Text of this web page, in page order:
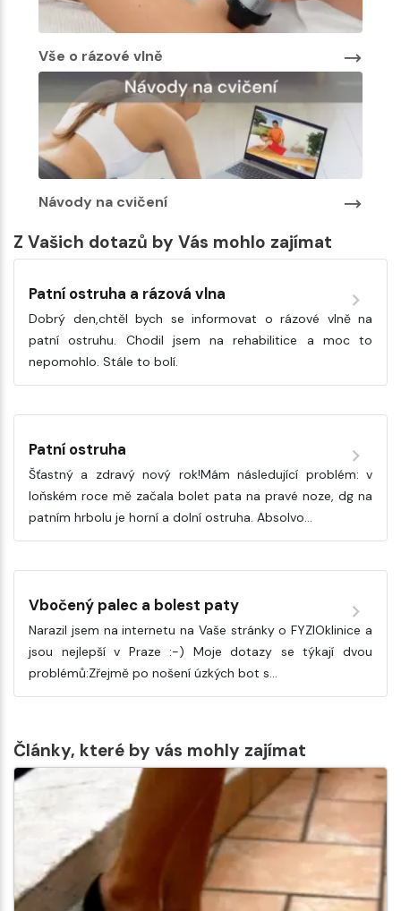
Vše o rázové vlně
Návody na cvičení
Z Vašich dotazů by Vás mohlo zajímat
Patní ostruha a rázová vlna
Dobrý den,chtěl bych se informovat o rázové vlně na
patní ostruhu. Chodil jsem na rehabilitice a moc to
nepomohlo. Stále to bolí.
Patní ostruha
Šťastný a zdravý nový rok!Mám následující problém: v
loňském roce mě začala bolet pata na pravé noze, dg na
patním hrbolu je horní a dolní ostruha. Absolvo…
Vbočený palec a bolest paty
Narazil jsem na internetu na Vaše stránky o FYZIOklinice a
jsou nejlepší v Praze :-) Moje dotazy se týkají dvou
problémů:Zřejmě po nošení úzkých bot s…
Články, které by vás mohly zajímat